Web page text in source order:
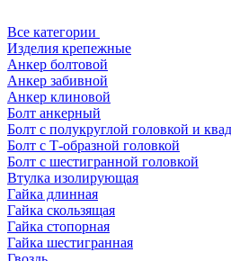
Все категории
Изделия крепежные
Анкер болтовой
Анкер забивной
Анкер клиновой
Болт анкерный
Болт с полукруглой головкой и
Болт с Т-образной головкой
Болт с шестигранной головкой
Втулка изолирующая
Гайка длинная
Гайка скользящая
Гайка стопорная
Гайка шестигранная